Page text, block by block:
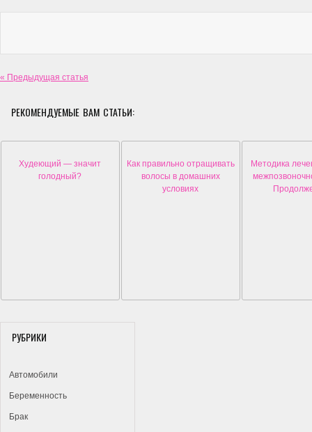
« Предыдущая статья
РЕКОМЕНДУЕМЫЕ ВАМ СТАТЬИ:
Худеющий — значит
голодный?
Как правильно отращивать
волосы в домашних
условиях
Методика
РУБРИКИ
Автомобили
Беременность
Брак